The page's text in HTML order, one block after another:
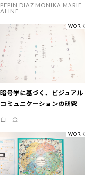
PEPIN DIAZ MONIKA MARIE
ALINE
WORK
暗号学に基づく、ビジュアル
コミュニケーションの研究
白 金
WORK